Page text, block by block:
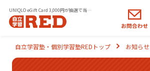
UNIQLO eGift Card 3,000円が抽選で当たるキャンペーン開催
小学生
コース
中学生
コース
自立学習塾・個別学習塾REDトップ お知らせ